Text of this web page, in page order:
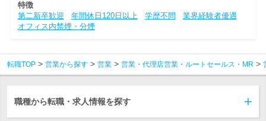
特徴
第二新卒歓迎
年間休日120日以上 学歴不問
業界経験者優遇
オフィス内禁煙・分煙
転職TOP 営業から探す 営業 営業・代理店営業・ルートセールス・MR
職種から転職・求人情報を探す